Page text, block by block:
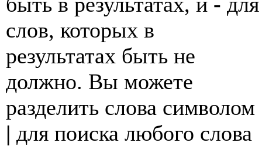
слов, которых в
результатах быть не
должно. Вы можете
разделить слова символом
| для поиска любого слова